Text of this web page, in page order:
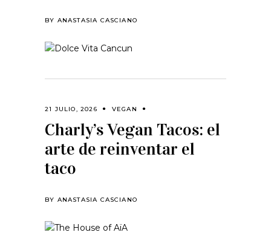
BY ANASTASIA CASCIANO
21 JULIO, 2026 VEGAN
Charly’s Vegan Tacos: el
arte de reinventar el
taco
BY ANASTASIA CASCIANO